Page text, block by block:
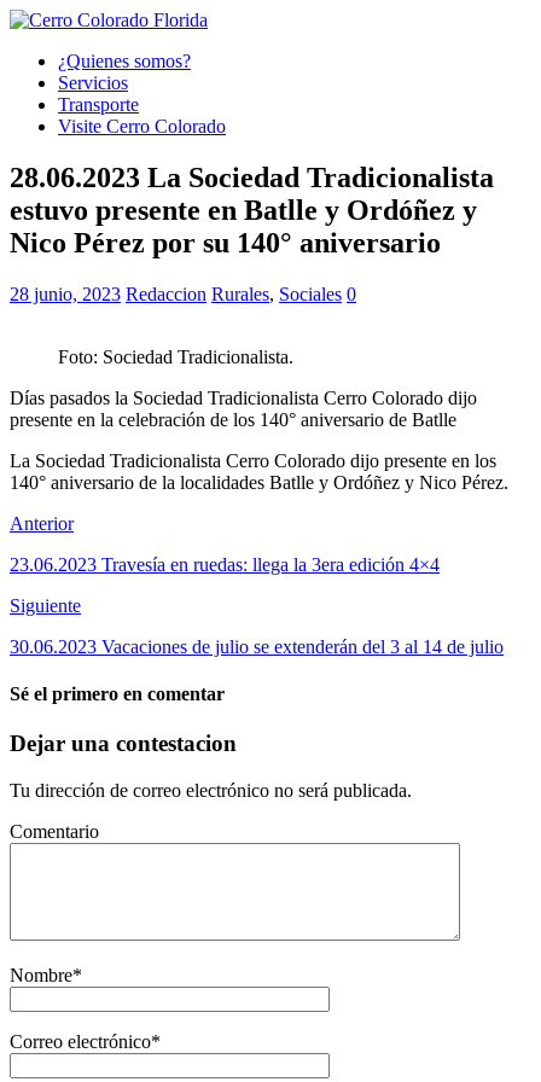
¿Quienes somos?
Servicios
Transporte
Visite Cerro Colorado
28.06.2023 La Sociedad Tradicionalista
estuvo presente en Batlle y Ordóñez y
Nico Pérez por su 140° aniversario
28 junio, 2023 Redaccion Rurales, Sociales 0
Foto: Sociedad Tradicionalista.
Días pasados la Sociedad Tradicionalista Cerro Colorado dijo
presente en la celebración de los 140° aniversario de Batlle
La Sociedad Tradicionalista Cerro Colorado dijo presente en los
140° aniversario de la localidades Batlle y Ordóñez y Nico Pérez.
Anterior
23.06.2023 Travesía en ruedas: llega la 3era edición 4×4
Siguiente
30.06.2023 Vacaciones de julio se extenderán del 3 al 14 de julio
Sé el primero en comentar
Dejar una contestacion
Tu dirección de correo electrónico no será publicada.
Comentario
Nombre*
Correo electrónico*